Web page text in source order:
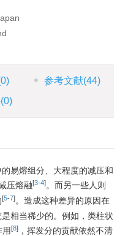
参考文献(44)
(0)
易熔组分、大程度的减压和
压熔融[3-4]。而另一些人则
[5-7]。造成这种差异的原因在
相当稀少的。例如，类柱状
[8] ，挥发分的贡献依然不清